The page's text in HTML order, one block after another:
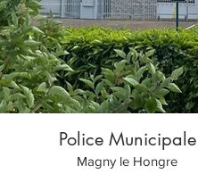
Police Municipale
Magny le Hongre